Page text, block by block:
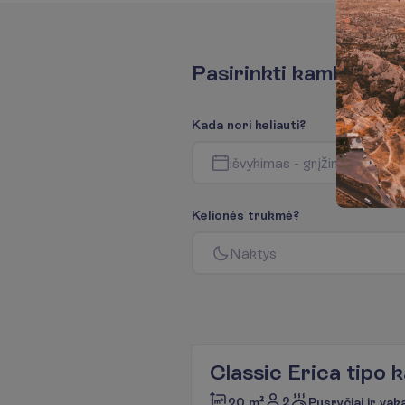
Pasirinkti kambarius
Kada nori keliauti?
išvykimas - grįžima s
Kelionės trukmė?
Naktys
Classic Erica tipo
20 m² 2 Pusryčiai ir